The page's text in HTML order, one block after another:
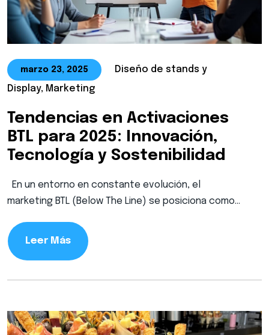
marzo 23, 2025
Diseño de stands y
Display, Marketing
Tendencias en Activaciones
BTL para 2025: Innovación,
Tecnología y Sostenibilidad
En un entorno en constante evolución, el
marketing BTL (Below The Line) se posiciona como…
Leer Más